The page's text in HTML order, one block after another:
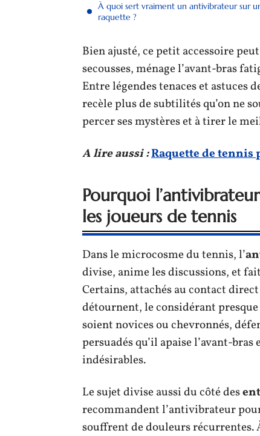
À quoi sert vraiment un antivibrateur sur
raquette ?
Bien ajusté, ce petit accessoire
secousses, ménage l’avant-bras
Entre légendes tenaces et astuces
recèle plus de subtilités qu’on ne
percer ses mystères et à tirer le
A lire aussi :Raquette de tennis
Pourquoi
les joueurs de tennis
Dans le microcosme du tennis, l’
divise, anime les discussions, et
Certains, attachés au contact direct
détournent, le considérant
soient novices ou chevronnés,
persuadés qu’il apaise l’avant-
indésirables.
Le sujet divise aussi du côté des
recommandent l’antivibrateur
souffrent de douleurs récurrentes.